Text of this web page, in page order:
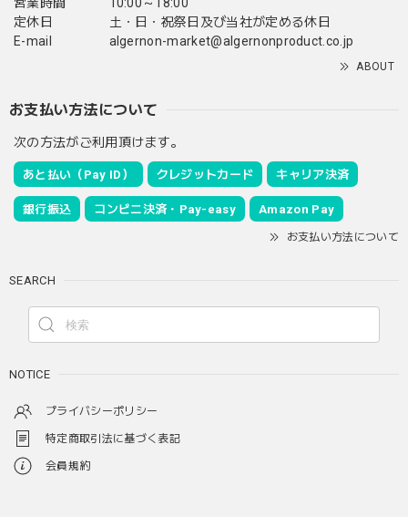
定休日
土・日・祝祭日及び当社が定める休日
E-mail
algernon-market@algernonproduct.co.jp
ABOUT
お支払い方法について
次の方法がご利用頂けます。
あと払い（Pay ID） クレジットカード キャリア決済
銀行振込 コンビニ決済・Pay-easy Amazon Pay
お支払い方法について
SEARCH
NOTICE
プライバシーポリシー
特定商取引法に基づく表記
会員規約